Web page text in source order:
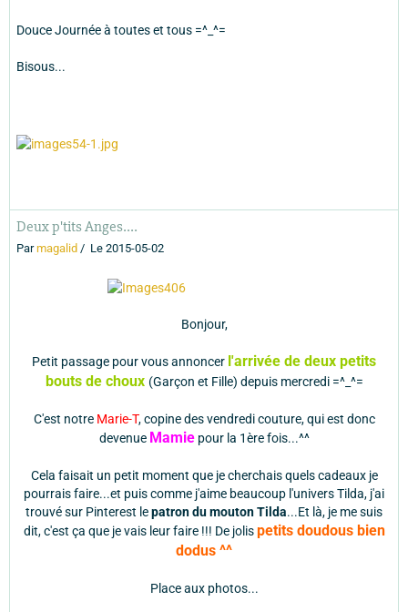
Douce Journée à toutes et tous =^_^=
Bisous...
Deux p'tits Anges....
Parmagalid Le 2015-05-02
Bonjour,
Petit passage pour vous annoncer l'arrivée de deux petits
bouts de choux (Garçon et Fille) depuis mercredi =^_^=
C'est notre Marie-T, copine des vendredi couture, qui est donc
devenue Mamiepour la 1ère fois...^^
Cela faisait un petit moment que je cherchais quels cadeaux je
pourrais faire...et puis comme j'aime beaucoup l'univers Tilda, j'ai
trouvé sur Pinterest lepatron du mouton Tilda...Et là, je me suis
dit, c'est ça que je vais leur faire !!! De jolispetits doudous bien
dodus ^^
Place aux photos...